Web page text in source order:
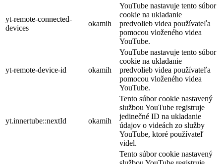
yt-remote-connected-
devices
okamih
YouTube nastavuje tento súbor
cookie na ukladanie
predvolieb videa používateľa
pomocou vloženého videa
YouTube.
yt-remote-device-id okamih
YouTube nastavuje tento súbor
cookie na ukladanie
predvolieb videa používateľa
pomocou vloženého videa
YouTube.
yt.innertube::nextId okamih
Tento súbor cookie nastavený
službou YouTube registruje
jedinečné ID na ukladanie
údajov o videách zo služby
YouTube, ktoré používateľ
videl.
Tento súbor cookie nastavený